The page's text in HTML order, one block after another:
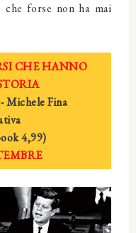
forse non ha mai
CHE HANNO
Michele Fina
4,99)